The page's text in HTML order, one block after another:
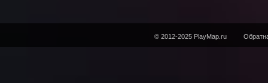
© 2012-2025 PlayMap.ru